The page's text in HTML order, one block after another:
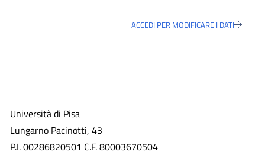
ACCEDI PER MODIFICARE I DATI
Università di Pisa
Lungarno Pacinotti, 43
P.I. 00286820501 C.F. 80003670504